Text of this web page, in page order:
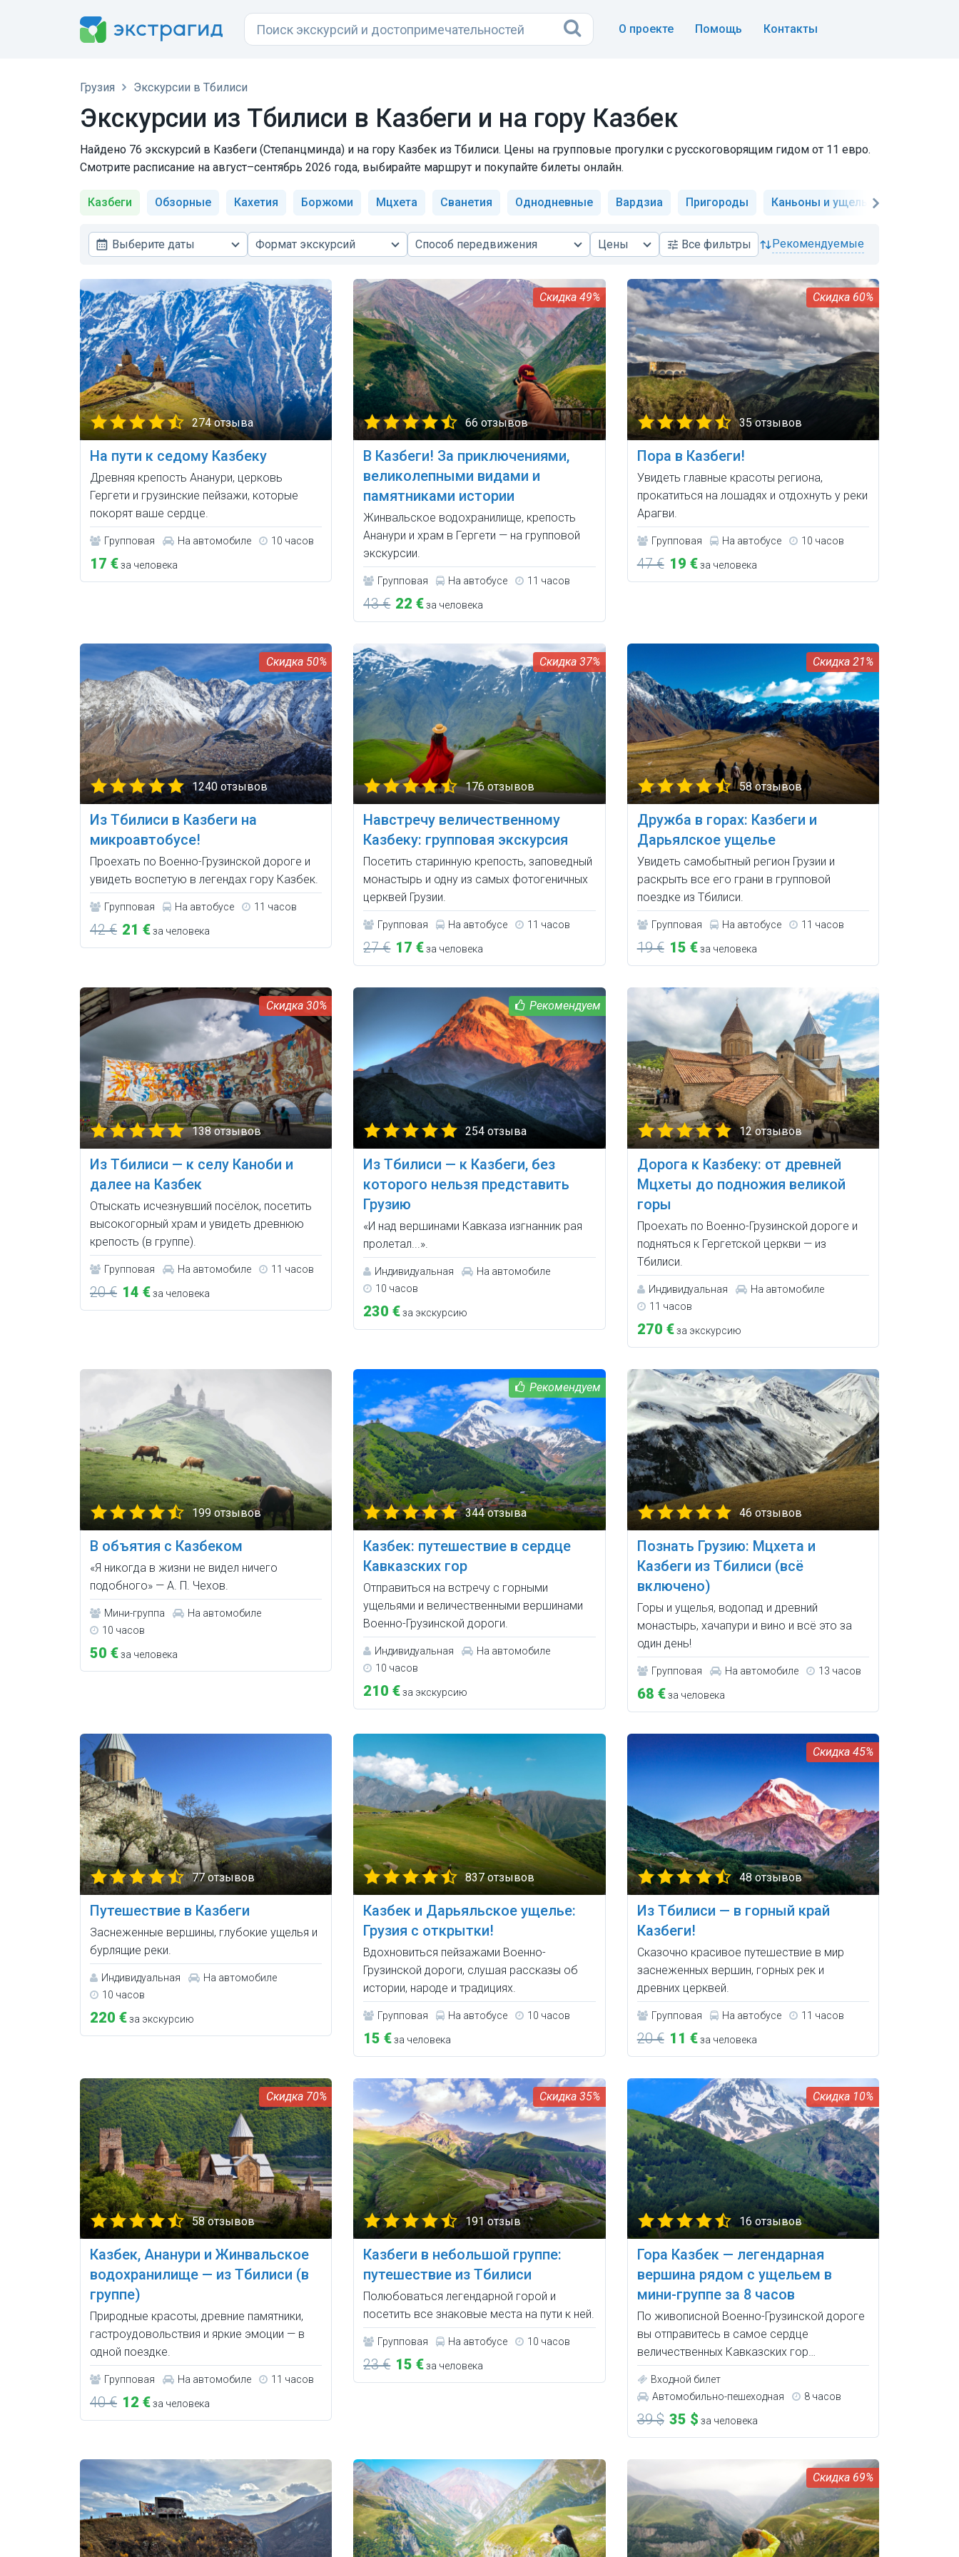
О проекте Помощь Контакты
Грузия Экскурсии в Тбилиси
Экскурсии из Тбилиси в Казбеги и на гору Казбек
Найдено 76 экскурсий в Казбеги (Степанцминда) и на гору Казбек из Тбилиси. Цены на групповые прогулки с русскоговорящим гидом от 11 евро.
Смотрите расписание на август–сентябрь 2026 года, выбирайте маршрут и покупайте билеты онлайн.
Казбеги Обзорные Кахетия Боржоми Мцхета Сванетия Однодневные Вардзиа Пригороды Каньоны и ущелья
Выберите даты Формат экскурсий Способ передвижения Цены Всефильтры рекомендуемые
274 отзыва
На пути к седому Казбеку
Древняя крепость Ананури, церковь
Гергети и грузинские пейзажи, которые
покорят ваше сердце.
Групповая На автомобиле 10 часов
17 €за человека
49%
66 отзывов
В Казбеги! За приключениями,
великолепными видами и
памятниками истории
Жинвальское водохранилище, крепость
Ананури и храм в Гергети — на групповой
экскурсии.
Групповая На автобусе 11 часов
43 € 22 €за человека
60%
35 отзывов
Пора в Казбеги!
Увидеть главные красоты региона,
прокатиться на лошадях и отдохнуть у реки
Арагви.
Групповая На автобусе 10 часов
47 € 19 €за человека
50%
1240 отзывов
Из Тбилиси в Казбеги на
микроавтобусе!
Проехать по Военно-Грузинской дороге и
увидеть воспетую в легендах гору Казбек.
Групповая На автобусе 11 часов
42 € 21 €за человека
37%
176 отзывов
Навстречу величественному
Казбеку: групповая экскурсия
Посетить старинную крепость, заповедный
монастырь и одну из самых фотогеничных
церквей Грузии.
Групповая На автобусе 11 часов
27 € 17 €за человека
21%
58 отзывов
Дружба в горах: Казбеги и
Дарьялское ущелье
Увидеть самобытный регион Грузии и
раскрыть все его грани в групповой
поездке из Тбилиси.
Групповая На автобусе 11 часов
19 € 15 €за человека
30%
138 отзывов
Из Тбилиси — к селу Кaноби и
далее на Казбек
Отыскать исчезнувший посёлок, посетить
высокогорный храм и увидеть древнюю
крепость (в группе).
Групповая На автомобиле 11 часов
20 € 14 €за человека
254 отзыва
Из Тбилиси — к Казбеги, без
которого нельзя представить
Грузию
«И над вершинами Кавказа изгнанник рая
пролетал...».
Индивидуальная
На автомобиле
10 часов
230 €за экскурсию
12 отзывов
Дорога к Казбеку: от древней
Мцхеты до подножия великой
горы
Проехать по Военно-Грузинской дороге и
подняться к Гергетской церкви — из
Тбилиси.
Индивидуальная
На автомобиле
11 часов
270 €за экскурсию
199 отзывов
В объятия с Казбеком
«Я никогда в жизни не видел ничего
подобного» — А. П. Чехов.
Мини-группа
На автомобиле
10 часов
50 €за человека
344 отзыва
Казбек: путешествие в сердце
Кавказских гор
Отправиться на встречу с горными
ущельями и величественными вершинами
Военно-Грузинской дороги.
Индивидуальная
На автомобиле
10 часов
210 €за экскурсию
46 отзывов
Познать Грузию: Мцхета и
Казбеги из Тбилиси (всё
включено)
Горы и ущелья, водопад и древний
монастырь, хачапури и вино и всё это за
один день!
Групповая На автомобиле 13 часов
68 €за человека
77 отзывов
Путешествие в Казбеги
Заснеженные вершины, глубокие ущелья и
бурлящие реки.
Индивидуальная
На автомобиле
10 часов
220 €за экскурсию
837 отзывов
Казбек и Дарьяльское ущелье:
Грузия с открытки!
Вдохновиться пейзажами Военно-
Грузинской дороги, слушая рассказы об
истории, народе и традициях.
Групповая На автобусе 10 часов
15 €за человека
45%
48 отзывов
Из Тбилиси — в горный край
Казбеги!
Сказочно красивое путешествие в мир
заснеженных вершин, горных рек и
древних церквей.
Групповая На автобусе 11 часов
20 € 11 €за человека
70%
58 отзывов
Казбек, Ананури и Жинвальское
водохранилище — из Тбилиси (в
группе)
Природные красоты, древние памятники,
гастроудовольствия и яркие эмоции — в
одной поездке.
Групповая На автомобиле 11 часов
40 € 12 €за человека
35%
191 отзыв
Казбеги в небольшой группе:
путешествие из Тбилиси
Полюбоваться легендарной горой и
посетить все знаковые места на пути к ней.
Групповая На автобусе 10 часов
23 € 15 €за человека
10%
16 отзывов
Гора Казбек — легендарная
вершина рядом с ущельем в
мини-группе за 8 часов
По живописной Военно-Грузинской дороге
вы отправитесь в самое сердце
величественных Кавказских гор…
Входной билет
Автомобильно-пешеходная
8 часов
39 $ 35 $ за человека
69%